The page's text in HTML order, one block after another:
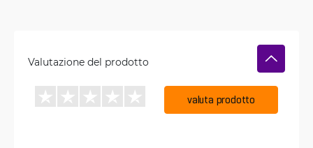
Valutazione del prodotto
valuta prodotto